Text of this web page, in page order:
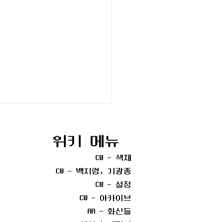
위키 메뉴
CW - 색채
CW - 백지령, 기광종
CW - 설정
CW - 아카이브
AR - 화신들